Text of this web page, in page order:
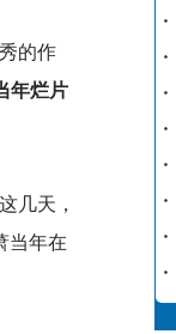
的作
年烂片
几天，
当年在